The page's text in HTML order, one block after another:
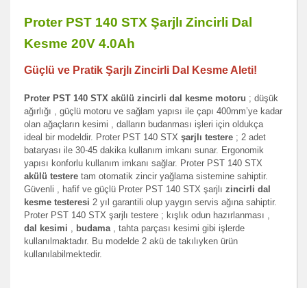
Proter PST 140 STX Şarjlı Zincirli Dal
Kesme 20V 4.0Ah
Güçlü ve Pratik Şarjlı Zincirli Dal Kesme Aleti!
Proter PST 140 STX akülü zincirli dal kesme motoru ; düşük
ağırlığı , güçlü motoru ve sağlam yapısı ile çapı 400mm’ye kadar
olan ağaçların kesimi , dalların budanması işleri için oldukça
ideal bir modeldir. Proter PST 140 STX şarjlı testere ; 2 adet
bataryası ile 30-45 dakika kullanım imkanı sunar. Ergonomik
yapısı konforlu kullanım imkanı sağlar. Proter PST 140 STX
akülü testere tam otomatik zincir yağlama sistemine sahiptir.
Güvenli , hafif ve güçlü Proter PST 140 STX şarjlı zincirli dal
kesme testeresi 2 yıl garantili olup yaygın servis ağına sahiptir.
Proter PST 140 STX şarjlı testere ; kışlık odun hazırlanması ,
dal kesimi , budama, tahta parçası kesimi gibi işlerde
kullanılmaktadır. Bu modelde 2 akü de takılıyken ürün
kullanılabilmektedir.